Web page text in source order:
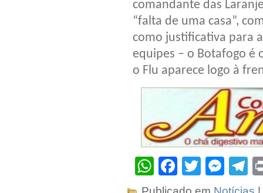
comandante das
“falta de uma casa”,
como justificativa para
equipes – o Botafogo é
o Flu aparece logo à
WhatsApp
Facebook
Twitter